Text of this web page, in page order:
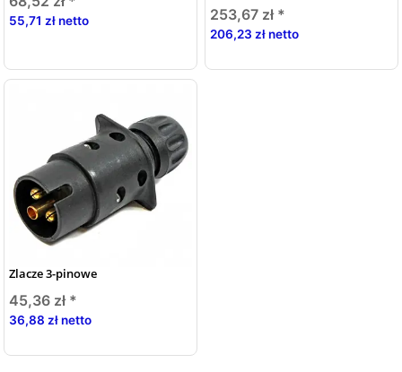
55,71 zł netto 253,67 zł *
206,23 zł netto
Zlacze 3-pinowe
45,36 zł *
36,88 zł netto